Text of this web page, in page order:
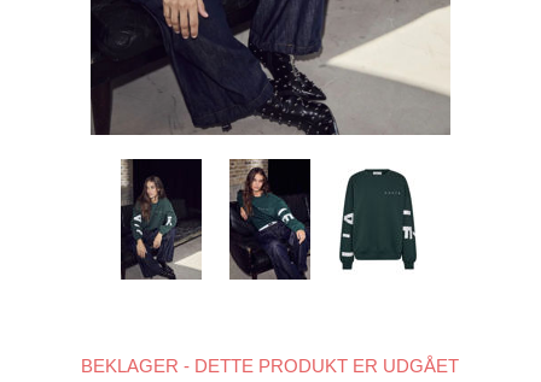
BEKLAGER - DETTE PRODUKT ER UDGÅET